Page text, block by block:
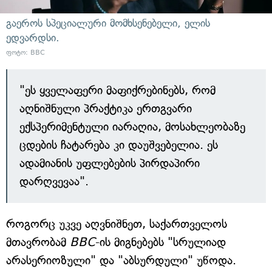
გაეროს სპეციალური მომხსენებელი, ელის
ედვარდსი.
ფოტო: BBC
"ეს ყველაფერი მაფიქრებინებს, რომ
აღნიშნული პრაქტიკა ერთგვარი
ექსპერიმენტული იარაღია, მოსახლეობაზე
ცდების ჩატარება კი დაუშვებელია. ეს
ადამიანის უფლებების პირდაპირი
დარღვევაა".
როგორც უკვე აღვნიშნეთ, საქართველოს
მთავრობამ BBC-ის მიგნებებს "სრულიად
არასერიოზული" და "აბსურდული" უწოდა.